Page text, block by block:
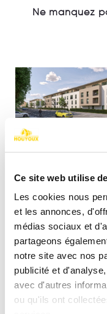
Ce site web utilise
Les cookies nous
et les annonces,
médias sociaux et
partageons
notre site avec nos
publicité et
avec d'autres
ou qu'ils ont
Ne manquez